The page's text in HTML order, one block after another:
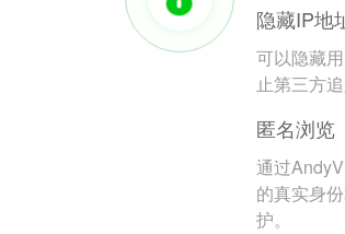
隐藏IP地
可以隐藏
止第三方
匿名浏览
通过
的真实身
护。